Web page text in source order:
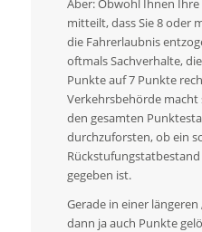
mitteilt, dass Sie 8 oder
die Fahrerlaubnis
oftmals Sachverhalte,
Punkte auf 7 Punkte
Verkehrsbehörde
den gesamten
durchzuforsten, ob ein
Rückstufungstatbestand
gegeben ist.
Gerade in einer
dann ja auch Punkte